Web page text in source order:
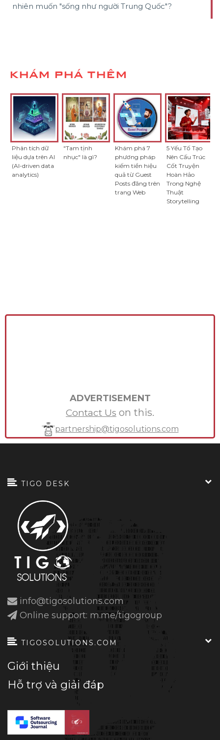
nhiên muốn "sống như người Trung Quốc"?
Phân tích dữ
liệu dựa trên AI
(AI-driven data
"Tam tịnh
Khám phá 7
phương pháp
kiếm tiền hiệu
quả từ Guest
Posts đăng trên
5 Yếu Tố Tạo
Nên Cấu Trúc
Cốt Truyện
Hoàn Hảo
Trong Nghệ
Thuật
ADVERTISEMENT
Contact Us on this.
partnership@tigosolutions.com
info@tigosolutions.com
Online support: m.me/tigogroup
TIGOSOLUTIONS.COM
Giới thiệu
Hỗ trợ và giải đáp